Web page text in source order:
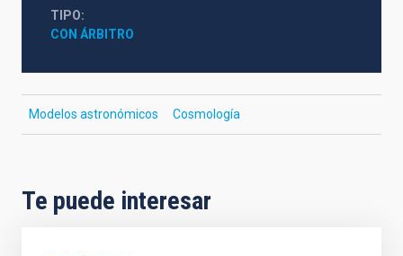
TIPO
CON ÁRBITRO
Modelos astronómicos Cosmología
Te puede interesar